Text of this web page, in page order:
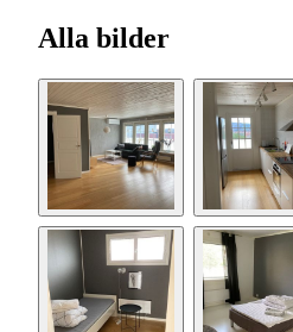
Alla bilder